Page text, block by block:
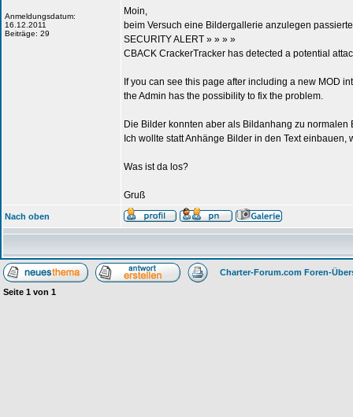
Anmeldungsdatum:
16.12.2011
Beiträge: 29
Moin,
beim Versuch eine Bildergallerie anzulegen
SECURITY ALERT » » » »
CBACK CrackerTracker has detected a potential
If you can see this page after including a new MOD
the Admin has the possibility to fix the problem.
Die Bilder konnten aber als Bildanhang zu
Ich wollte statt Anhänge Bilder in den Text
Was ist da los?
Gruß
Nach oben
Charter-Forum.com Foren-
Seite 1 von 1